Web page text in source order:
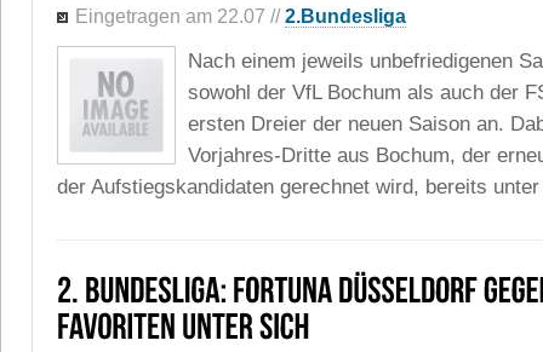
Eingetragen am 22.07 //2.Bundesliga
Nach einem jeweils unbefriedigenen
sowohl der VfL Bochum als auch der
ersten Dreier der neuen Saison an.
Vorjahres-Dritte aus Bochum, der
der Aufstiegskandidaten gerechnet wird, bereits